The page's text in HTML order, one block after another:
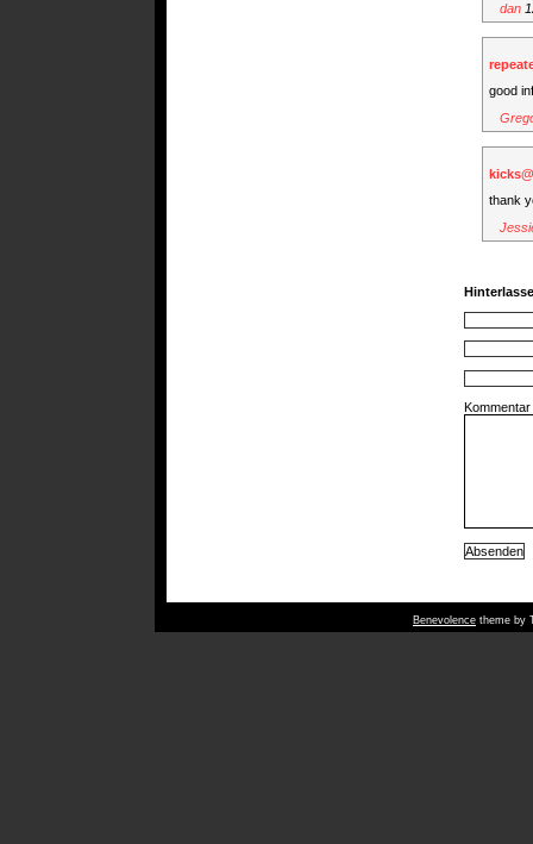
dan
good
thank
Kommentar
Benevolence theme by